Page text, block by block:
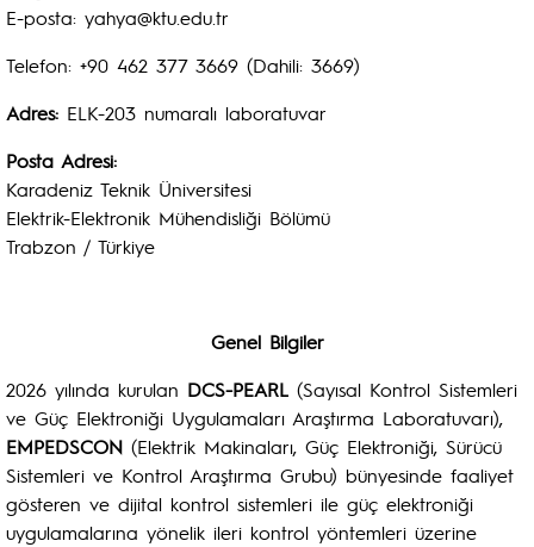
E-posta: yahya@ktu.edu.tr
Telefon: +90 462 377 3669 (Dahili: 3669)
Adres: ELK-203 numaralı laboratuvar
Posta Adresi:
Karadeniz Teknik Üniversitesi
Elektrik-Elektronik Mühendisliği Bölümü
Trabzon / Türkiye
Genel Bilgiler
2026 yılında kurulan DCS-PEARL (Sayısal Kontrol Sistemleri
ve Güç Elektroniği Uygulamaları Araştırma Laboratuvarı),
EMPEDSCON (Elektrik Makinaları, Güç Elektroniği, Sürücü
Sistemleri ve Kontrol Araştırma Grubu) bünyesinde faaliyet
gösteren ve dijital kontrol sistemleri ile güç elektroniği
uygulamalarına yönelik ileri kontrol yöntemleri üzerine